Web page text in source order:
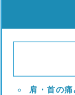
肩・首の痛